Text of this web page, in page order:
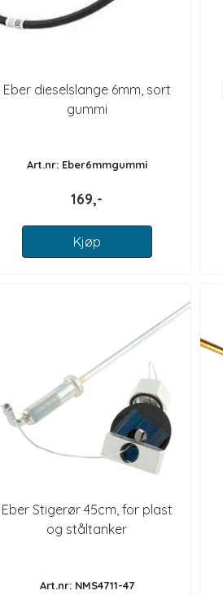
Eber dieselslange 6mm, sort
gummi
Art.nr: Eber6mmgummi
169,-
Kjøp
Eber Stigerør 45cm, for plast
og ståltanker
Art.nr: NMS4711-47